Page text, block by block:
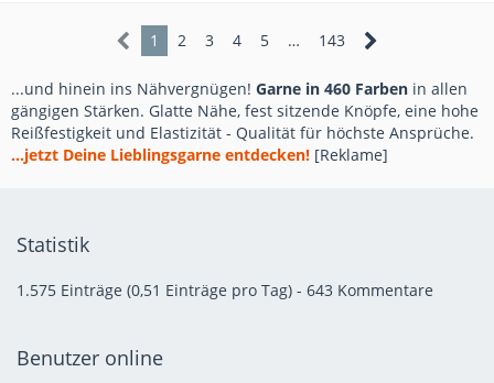
1 2 3 4 5 … 143
...und hinein ins Nähvergnügen! Garne in 460 Farben in allen
gängigen Stärken. Glatte Nähe, fest sitzende Knöpfe, eine hohe
Reißfestigkeit und Elastizität - Qualität für höchste Ansprüche.
...jetzt Deine Lieblingsgarne entdecken! [Reklame]
Statistik
1.575 Einträge (0,51 Einträge pro Tag) - 643 Kommentare
Benutzer online